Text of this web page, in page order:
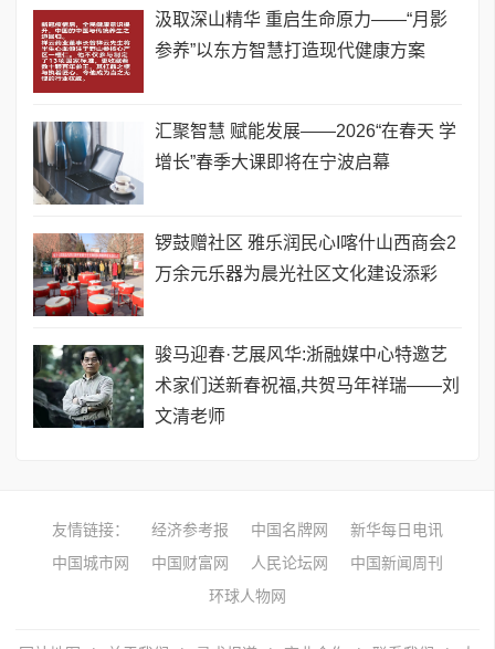
汲取深山精华 重启生命原力——“月影
参养”以东方智慧打造现代健康方案
汇聚智慧 赋能发展——2026“在春天 学
增长”春季大课即将在宁波启幕
锣鼓赠社区 雅乐润民心I喀什山西商会2
万余元乐器为晨光社区文化建设添彩
骏马迎春·艺展风华:浙融媒中心特邀艺
术家们送新春祝福,共贺马年祥瑞——刘
文清老师
友情链接： 经济参考报 中国名牌网
新华每日电讯
中国城市网
中国财富网 人民论坛网
中国新闻周刊
环球人物网